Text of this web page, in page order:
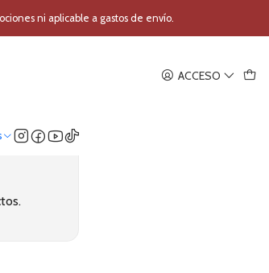
ACCESO
ni aplicable a gastos de envío.